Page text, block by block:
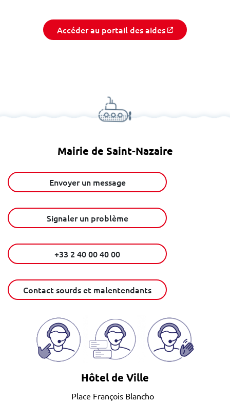
Accéder au portail des aides
(nouvelle fenêtre)
Mairie de Saint-Nazaire
Envoyer un message
Signaler un problème
+33 2 40 00 40 00
Contact sourds et malentendants
Hôtel de Ville
Place François Blancho